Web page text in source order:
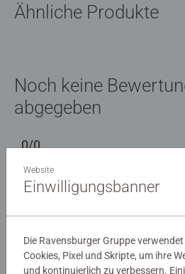
Ähnliche Produkte
Noch keine
abgegeben
0/0
Richtlinien für Bewertungen
Website
Einwilligungsbanner
Die Ravensburger Gruppe
Cookies, Pixel und Skripte, um ihre
und kontinuierlich zu verbessern.